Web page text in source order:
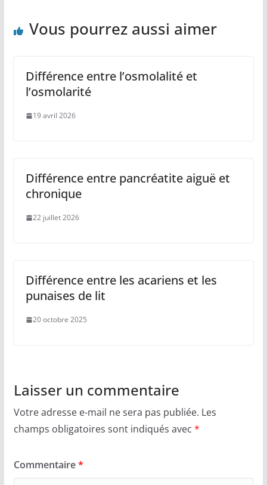
Vous pourrez aussi aimer
Différence entre l’osmolalité et
l’osmolarité
19 avril 2026
Différence entre pancréatite aiguë et
chronique
22 juillet 2026
Différence entre les acariens et les
punaises de lit
20 octobre 2025
Laisser un commentaire
Votre adresse e-mail ne sera pas publiée. Les
champs obligatoires sont indiqués avec *
Commentaire*